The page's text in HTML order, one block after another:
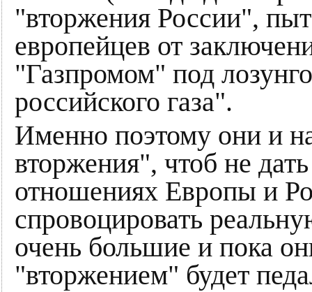
"вторжения России",
европейцев от
"Газпромом" под
российского газа".
Именно поэтому они и
вторжения", чтоб не
отношениях Европы и
спровоцировать
очень большие и пока
"вторжением" будет